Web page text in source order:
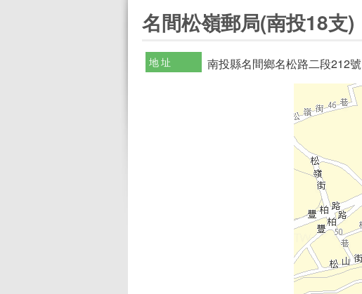
名間松嶺郵局(南投18支)
地址 南投縣名間鄉名松路二段212號